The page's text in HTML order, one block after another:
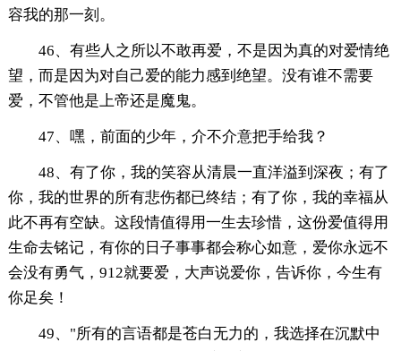
容我的那一刻。
46、有些人之所以不敢再爱，不是因为真的对爱情绝
望，而是因为对自己爱的能力感到绝望。没有谁不需要
爱，不管他是上帝还是魔鬼。
47、嘿，前面的少年，介不介意把手给我？
48、有了你，我的笑容从清晨一直洋溢到深夜；有了
你，我的世界的所有悲伤都已终结；有了你，我的幸福从
此不再有空缺。这段情值得用一生去珍惜，这份爱值得用
生命去铭记，有你的日子事事都会称心如意，爱你永远不
会没有勇气，912就要爱，大声说爱你，告诉你，今生有
你足矣！
49、"所有的言语都是苍白无力的，我选择在沉默中